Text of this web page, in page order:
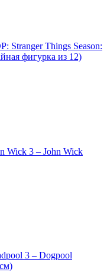
Stranger Things Season:
фигурка из 12)
Wick 3 – John Wick
3 – Dogpool